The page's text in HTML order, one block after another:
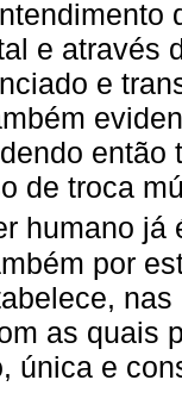
e através
e
de troca
humano já
por
as quais
única e